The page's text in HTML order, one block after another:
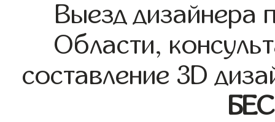
Выезд дизайнера
Области,
составление 3D